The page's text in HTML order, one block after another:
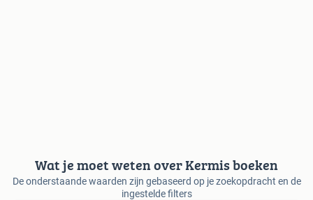
Wat je moet weten over Kermis boeken
De onderstaande waarden zijn gebaseerd op je zoekopdracht en de
ingestelde filters